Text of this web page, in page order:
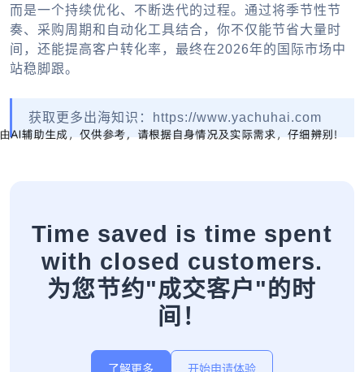
而是一个持续优化、不断迭代的过程。通过将季节性节
奏、采购周期和自动化工具结合，你不仅能节省大量时
间，还能提高客户转化率，最终在2026年的国际市场中
站稳脚跟。
获取更多出海知识：https://www.yachuhai.com
Time saved is time spent
with closed customers.
为您节约"成交客户"的时
间！
了解更多 开始申请体验